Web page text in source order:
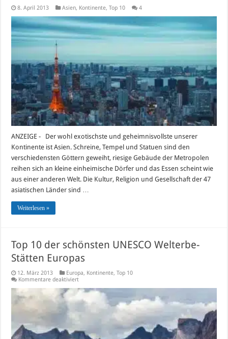
8. April 2013 Asien, Kontinente,Top 10 4
ANZEIGE - Der wohl exotischste und geheimnisvollste unserer
Kontinente ist Asien. Schreine, Tempel und Statuen sind den
verschiedensten Göttern geweiht, riesige Gebäude der Metropolen
reihen sich an kleine einheimische Dörfer und das Essen scheint wie
aus einer anderen Welt. Die Kultur, Religion und Gesellschaft der 47
asiatischen Länder sind …
Weiterlesen »
Top 10 der schönsten UNESCO Welterbe-
Stätten Europas
12. März 2013 Europa, Kontinente,Top 10
Kommentare deaktiviertfür
10
der
Europas